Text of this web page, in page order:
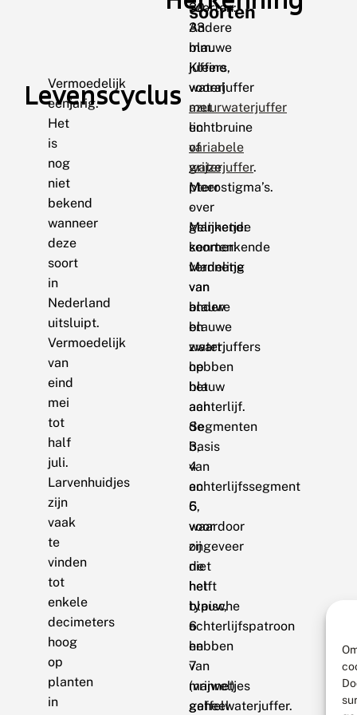
Levenscyclus
Vermoedelijk
eenjarig.
Het
is
nog
niet
bekend
wanneer
deze
soort
in
Nederland
uitsluipt.
Vermoedelijk
van
eind
mei
tot
half
juli.
Larvenhuidjes
zijn
vaak
te
vinden
tot
enkele
decimeters
hoog
op
planten
in
30-
33
mm.
Kleine
waterjuffer
met
lichtbruine
of
grijze
pterostigma’s.
-
Mannetje:
kenmerkende
verdeling
van
blauw
en
zwart
op
het
achterlijf.
Segmenten
3,
4
en
5
voor
ongeveer
de
helft
blauw,
6
en
7
(vrijwel)
geheel
soorten
soorten:
Andere
blauwe
juffers,
vooral
azuurwaterjuffer
en
variabele
waterjuffer.
Meer
over
gelijkende
soorten:
Mannetje
van
andere
blauwe
waterjuffers
hebben
blauw
aan
de
basis
van
achterlijfssegment
6,
waardoor
zij
niet
het
typische
achterlijfspatroon
hebben
van
mannetjes
gaffelwaterjuffer.